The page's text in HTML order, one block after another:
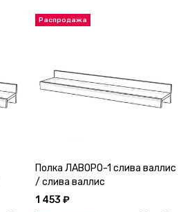
Полка ЛАВОРО-1 слива валлис
/ слива валлис
1 453 ₽